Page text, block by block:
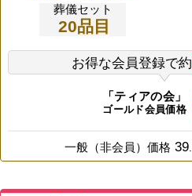
お得な会員登録で約
「ティアの会」
ゴールド会員価格
一般（非会員）価格 39.
葬儀セット
20品目